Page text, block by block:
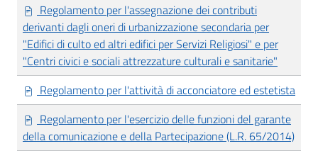
Regolamento per l'assegnazione dei contributi
derivanti dagli oneri di urbanizzazione secondaria per
"Edifici di culto ed altri edifici per Servizi Religiosi" e per
"Centri civici e sociali attrezzature culturali e sanitarie"
Regolamento per l'attività di acconciatore ed estetista
Regolamento per l'esercizio delle funzioni del garante
della comunicazione e della Partecipazione (L.R. 65/2014)